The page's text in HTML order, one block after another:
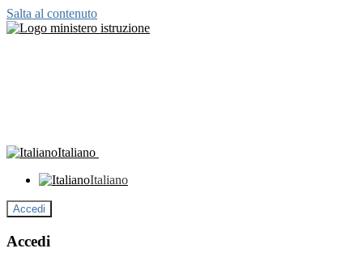
Salta al contenuto
Italiano
Italiano
Accedi
Accedi